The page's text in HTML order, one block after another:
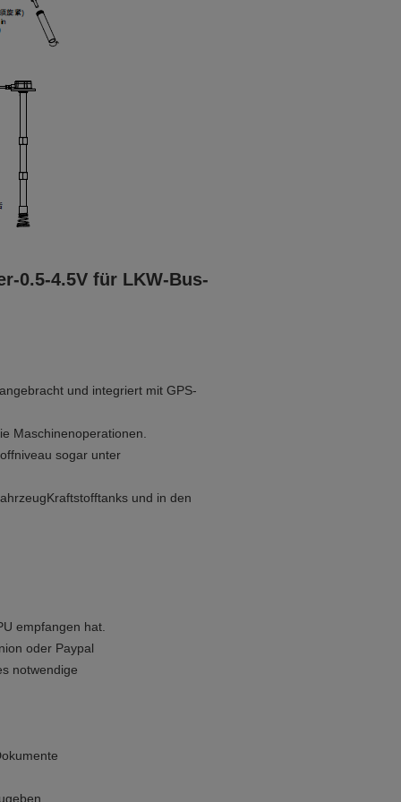
0.5-4.5V für LKW-Bus-
und integriert mit GPS-
Maschinenoperationen.
sogar unter
und in den
empfangen hat.
oder Paypal
notwendige